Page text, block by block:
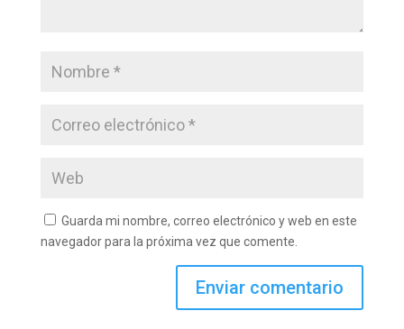
Guarda mi nombre, correo electrónico y web en este
navegador para la próxima vez que comente.